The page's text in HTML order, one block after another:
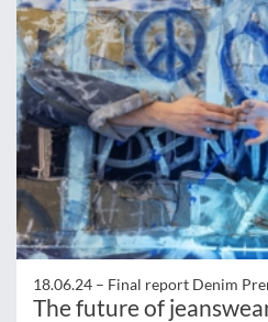
18.06.24 – Final report Denim
The future of